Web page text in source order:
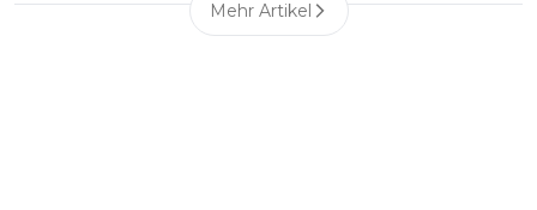
Mehr Artikel